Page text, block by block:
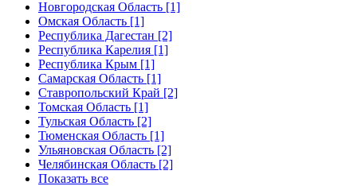
Новгородская Область [1]
Омская Область [1]
Республика Дагестан [2]
Республика Карелия [1]
Республика Крым [1]
Самарская Область [1]
Ставропольский Край [2]
Томская Область [1]
Тульская Область [2]
Тюменская Область [1]
Ульяновская Область [2]
Челябинская Область [2]
Показать все